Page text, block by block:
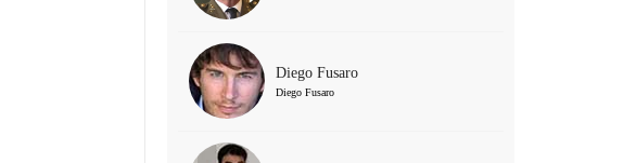
Diego Fusaro
Diego Fusaro